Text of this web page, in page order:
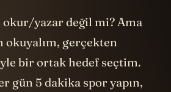
okur/yazar değil mi? Ama
okuyalım, gerçekten
bir ortak hedef seçtim.
gün 5 dakika spor yapın,